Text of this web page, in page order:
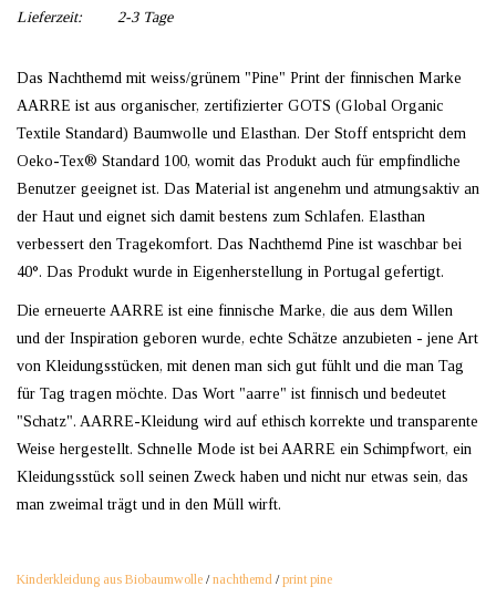
Lieferzeit:
2-3 Tage
Das Nachthemd mit weiss/grünem "Pine" Print der finnischen Marke
AARRE ist aus organischer, zertifizierter GOTS (Global Organic
Textile Standard) Baumwolle und Elasthan. Der Stoff entspricht dem
Oeko-Tex® Standard 100, womit das Produkt auch für empfindliche
Benutzer geeignet ist. Das Material ist angenehm und atmungsaktiv an
der Haut und eignet sich damit bestens zum Schlafen. Elasthan
verbessert den Tragekomfort. Das Nachthemd Pine ist waschbar bei
40°. Das Produkt wurde in Eigenherstellung in Portugal gefertigt.
Die erneuerte AARRE ist eine finnische Marke, die aus dem Willen
und der Inspiration geboren wurde, echte Schätze anzubieten - jene Art
von Kleidungsstücken, mit denen man sich gut fühlt und die man Tag
für Tag tragen möchte. Das Wort "aarre" ist finnisch und bedeutet
"Schatz". AARRE-Kleidung wird auf ethisch korrekte und transparente
Weise hergestellt. Schnelle Mode ist bei AARRE ein Schimpfwort, ein
Kleidungsstück soll seinen Zweck haben und nicht nur etwas sein, das
man zweimal trägt und in den Müll wirft.
Kinderkleidung aus Biobaumwolle /nachthemd /print pine